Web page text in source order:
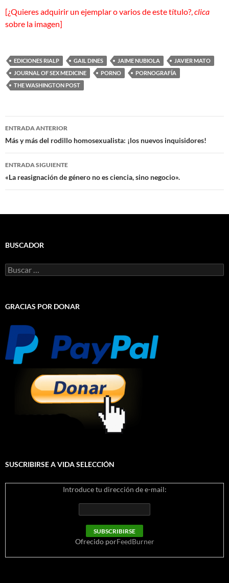
[¿Quieres adquirir un ejemplar o varios de este título?,clica
sobre la imagen]
EDICIONES RIALP GAIL DINES JAIME NUBIOLA
JAVIER MATO
JOURNAL OF SEX MEDICINE
PORNO
PORNOGRAFÍA
THE WASHINGTON POST
Navegación
de
entradas
ENTRADA ANTERIOR
Más y más del rodillo homosexualista: ¡los nuevos inquisidores!
ENTRADA SIGUIENTE
«La reasignación de género no es ciencia, sino negocio».
BUSCADOR
Buscar:
GRACIAS POR DONAR
SUSCRIBIRSE A VIDA SELECCIÓN
Introduce tu dirección de e-mail:
Ofrecido porFeedBurner